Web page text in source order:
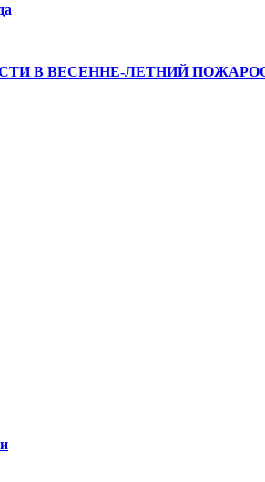
В ВЕСЕННЕ-ЛЕТНИЙ